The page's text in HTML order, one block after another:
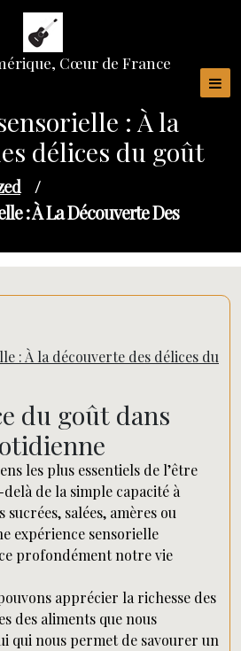
Cœur de France
: À la
délices du goût
/
: À La Découverte Des
: À la découverte des délices du
du goût dans
les plus essentiels de l’être
de la simple capacité à
salées, amères ou
expérience sensorielle
profondément notre vie
apprécier la richesse des
des aliments que nous
qui nous permet de savourer un